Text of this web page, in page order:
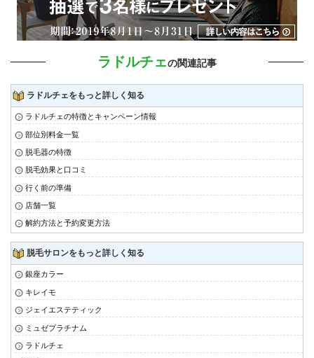
ラドルチェの関連記事
ラドルチェをもっと詳しく知る
ラドルチェの特徴とキャンペーン情報
部位別料金一覧
脱毛器の特徴
脱毛効果と口コミ
行く前の準備
店舗一覧
解約方法と予約変更方法
脱毛サロンをもっと詳しく知る
銀座カラー
キレイモ
ジェイエステティック
ミュゼプラチナム
ラドルチェ